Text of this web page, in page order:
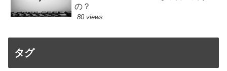
の？
80 views
タグ